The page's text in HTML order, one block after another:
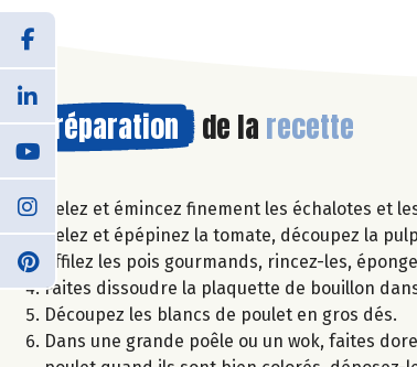
Préparation de la recette
Pelez et émincez finement les échalotes et
Pelez et épépinez la tomate, découpez la
Effilez les pois gourmands, rincez-les,
Faites dissoudre la plaquette de bouillon
Découpez les blancs de poulet en gros dés.
Dans une grande poêle ou un wok, faites